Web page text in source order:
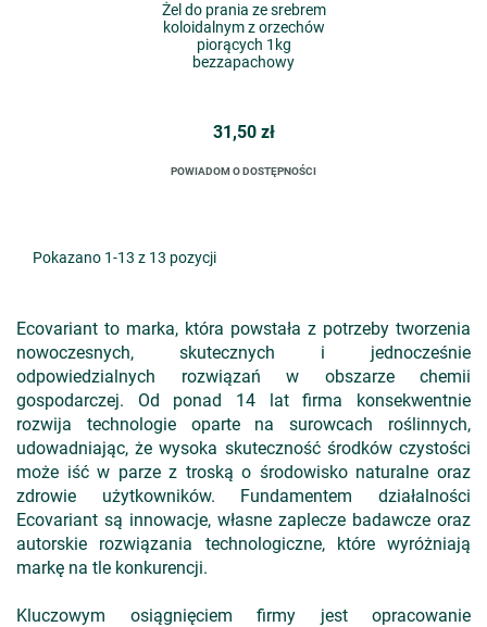
Żel do prania ze srebrem
koloidalnym z orzechów
piorących 1kg
bezzapachowy
31,50 zł
POWIADOM O DOSTĘPNOŚCI
Pokazano 1-13 z 13 pozycji
Ecovariant to marka, która powstała z potrzeby tworzenia
nowoczesnych, skutecznych i jednocześnie
odpowiedzialnych rozwiązań w obszarze chemii
gospodarczej. Od ponad 14 lat firma konsekwentnie
rozwija technologie oparte na surowcach roślinnych,
udowadniając, że wysoka skuteczność środków czystości
może iść w parze z troską o środowisko naturalne oraz
zdrowie użytkowników. Fundamentem działalności
Ecovariant są innowacje, własne zaplecze badawcze oraz
autorskie rozwiązania technologiczne, które wyróżniają
markę na tle konkurencji.
Kluczowym osiągnięciem firmy jest opracowanie